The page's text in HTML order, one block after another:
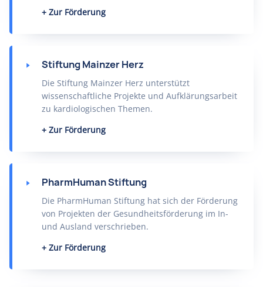
Zur Förderung
Stiftung Mainzer Herz
Die Stiftung Mainzer Herz unterstützt
wissenschaftliche Projekte und Aufklärungsarbeit
zu kardiologischen Themen.
Zur Förderung
PharmHuman Stiftung
Die PharmHuman Stiftung hat sich der Förderung
von Projekten der Gesundheitsförderung im In-
und Ausland verschrieben.
Zur Förderung